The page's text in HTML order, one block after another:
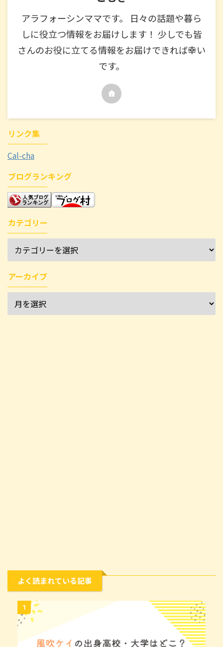
アラフォーシンママです。 日々の話題や暮ら
しに役立つ情報をお届けします！ 少しでも皆
さんのお役に立てる情報をお届けできれば幸い
です。
リンク集
Cal-cha
ブログランキング
カテゴリー
アーカイブ
よく読まれている記事
1